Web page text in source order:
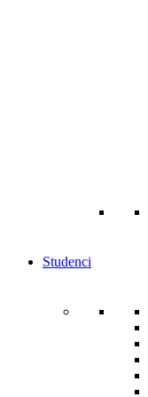
Studenci